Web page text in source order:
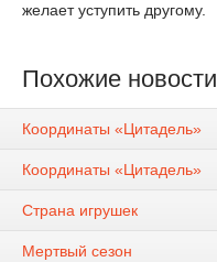
желает уступить другому.
Похожие новости
Координаты «Цитадель»
Координаты «Цитадель»
Страна игрушек
Мертвый сезон